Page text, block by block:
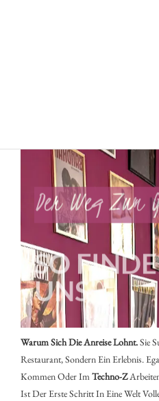
DerWeg Zum
SO
UNS
Warum Sich Die Anreise Lohnt.Sie
Restaurant, Sondern Ein Erlebnis.
Kommen Oder ImTechno-Z
Ist Der Erste Schritt In Eine Welt